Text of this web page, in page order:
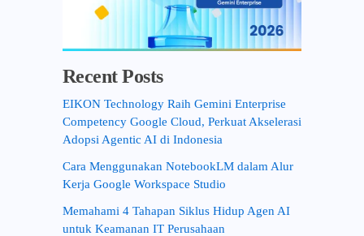
Recent Posts
EIKON Technology Raih Gemini Enterprise
Competency Google Cloud, Perkuat Akselerasi
Adopsi Agentic AI di Indonesia
Cara Menggunakan NotebookLM dalam Alur
Kerja Google Workspace Studio
Memahami 4 Tahapan Siklus Hidup Agen AI
untuk Keamanan IT Perusahaan